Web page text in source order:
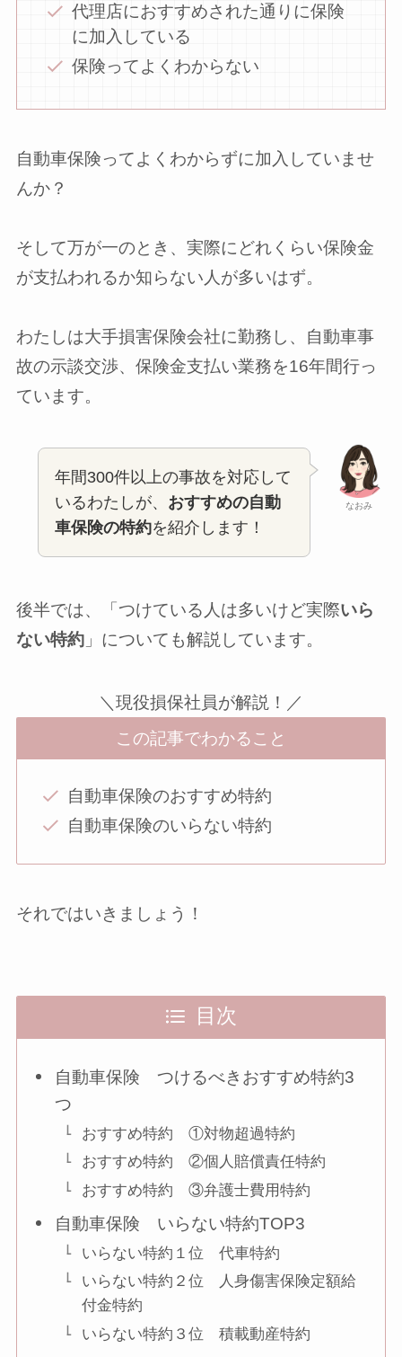
代理店におすすめされた通りに保険
に加入している
保険ってよくわからない
自動車保険ってよくわからずに加入していませ
んか？
そして万が一のとき、実際にどれくらい保険金
が支払われるか知らない人が多いはず。
わたしは大手損害保険会社に勤務し、自動車事
故の示談交渉、保険金支払い業務を16年間行っ
ています。
なおみ
年間300件以上の事故を対応して
いるわたしが、 おすすめの自動
車保険の特約を紹介します！
後半では、「つけている人は多いけど実際いら
ない特約」についても解説しています。
＼現役損保社員が解説！／
この記事でわかること
自動車保険のおすすめ特約
自動車保険のいらない特約
それではいきましょう！
目次
自動車保険 つけるべきおすすめ特約3
つ
おすすめ特約 ①対物超過特約
おすすめ特約 ②個人賠償責任特約
おすすめ特約 ③弁護士費用特約
自動車保険 いらない特約TOP3
いらない特約１位 代車特約
いらない特約２位 人身傷害保険定額給
付金特約
いらない特約３位 積載動産特約